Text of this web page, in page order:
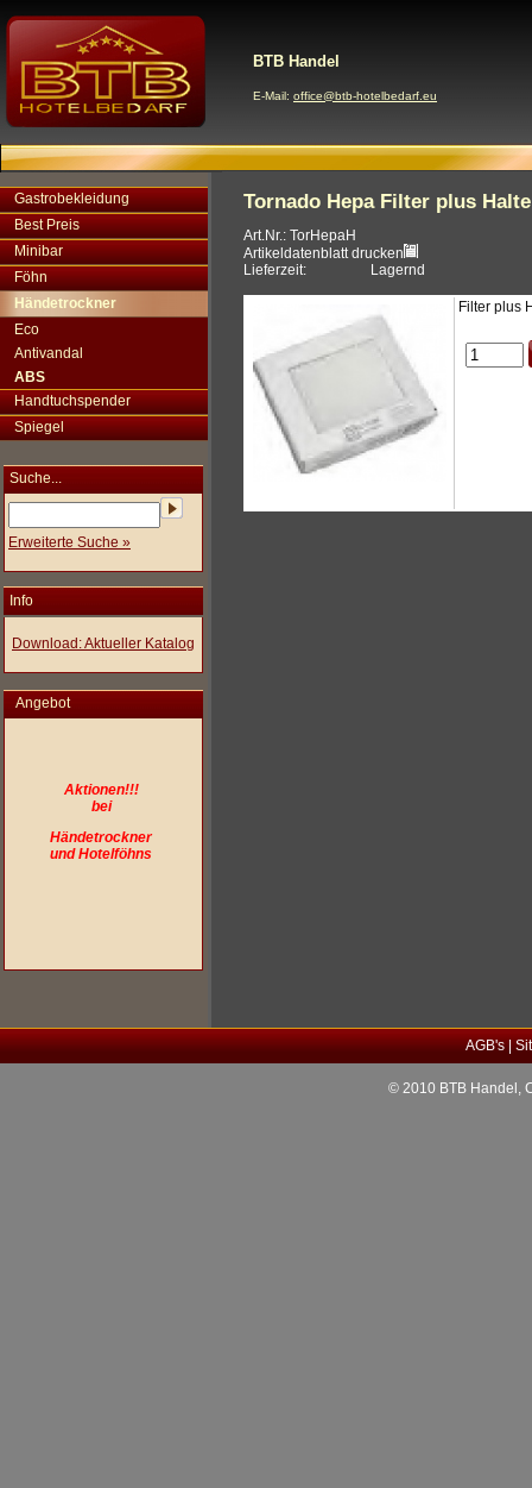
BTB Handel
E-Mail: office@btb-hotelbedarf.eu
Gastrobekleidung
Best Preis
Minibar
Föhn
Händetrockner
Eco
Antivandal
ABS
Handtuchspender
Spiegel
Suche...
Erweiterte Suche »
Info
Download: Aktueller Katalog
Angebot
Aktionen!!!
bei
Händetrockner
und Hotelföhns
Tornado Hepa Filter plus
Art.Nr.: TorHepaH
Artikeldatenblatt drucken
Lieferzeit:
Lagernd
Filter plus
AGB's|
© 2010 BTB Handel,